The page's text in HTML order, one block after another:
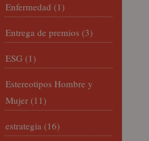
Enfermedad (1)
Entrega de premios (3)
ESG (1)
Estereotipos Hombre y
Mujer (11)
estrategia (16)